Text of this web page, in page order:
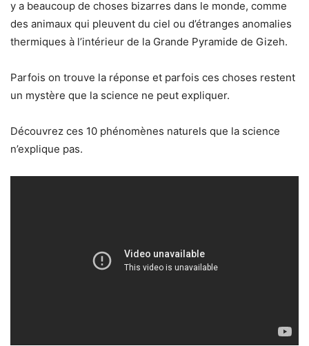
y a beaucoup de choses bizarres dans le monde, comme
des animaux qui pleuvent du ciel ou d’étranges anomalies
thermiques à l’intérieur de la Grande Pyramide de Gizeh.
Parfois on trouve la réponse et parfois ces choses restent
un mystère que la science ne peut expliquer.
Découvrez ces 10 phénomènes naturels que la science
n’explique pas.